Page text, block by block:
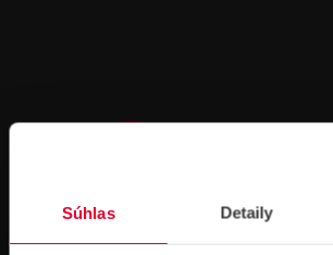
Súhlas Detaily
Technická
podpora 24/7